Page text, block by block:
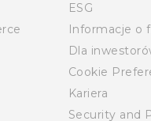
ESG
Informacje o
Dla
Cookie
Kariera
Security and